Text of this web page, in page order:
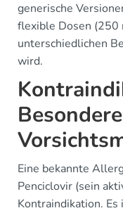
generische
flexible Dosen (250
unterschiedlichen
wird.
Besondere
Eine bekannte
Penciclovir (sein
Kontraindikation.